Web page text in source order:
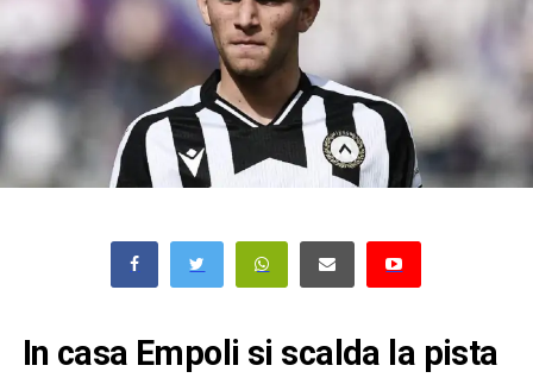
In casa Empoli si scalda la pista